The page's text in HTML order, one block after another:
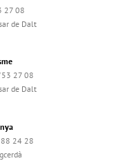
27 08
de Dalt
27 08
de Dalt
24 28